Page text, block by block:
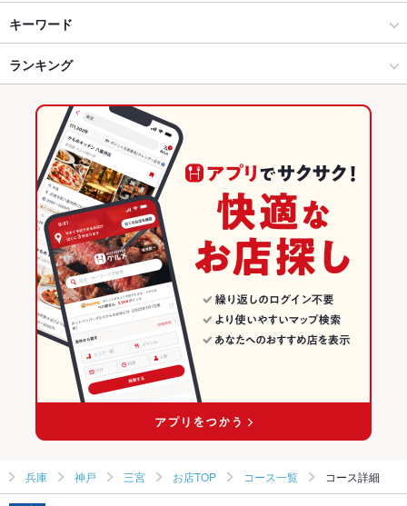
神戸 × 居酒屋
神戸 × 和風
三宮駅 × 居酒屋
三宮駅 × 和風
三宮 × 居酒屋
三宮 × 和風
兵庫 × 居酒屋
兵庫 × 和風
三宮駅
キーワード
からあげ
肉豆腐 牛すじ なめろう
ステーキ シーフード バーニャカウダ
生パスタ ピザ マルゲリータ 餃子 チャーハン 生春巻き
デザート アヒージョ 生ハム 塩もつ鍋 ししゃもの天ぷら
ポルチーニパスタ
ランキング
兵庫のグルメランキング
兵庫の居酒屋ランキング
神戸のグルメランキング
神戸の居酒屋ランキング
三宮のグルメランキング
三宮の居酒屋ランキング
兵庫 神戸 三宮 お店TOP コース一覧 コース詳細